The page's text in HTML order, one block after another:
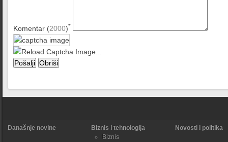
Komentar (2000)*
Današnje novine
Biznis i tehnologija
Biznis
Novosti i politika